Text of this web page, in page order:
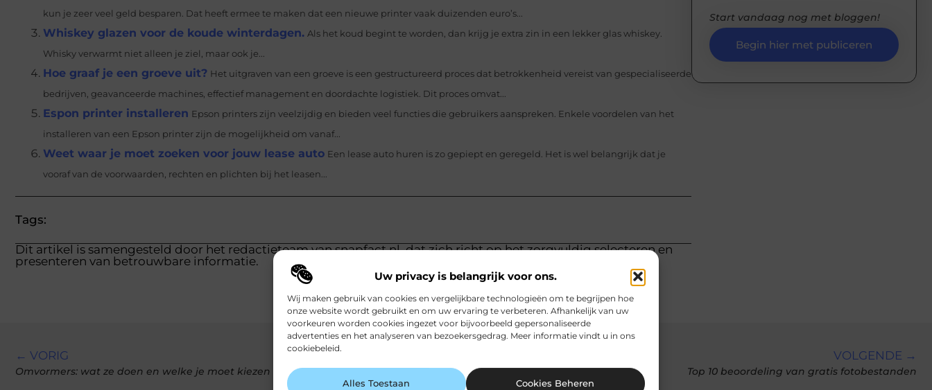
Uw privacy is belangrijk voor ons.
Wij maken gebruik van cookies en vergelijkbare technologieën om te begrijpen hoe
onze website wordt gebruikt en om uw ervaring te verbeteren. Afhankelijk van uw
voorkeuren worden cookies ingezet voor bijvoorbeeld gepersonaliseerde
advertenties en het analyseren van bezoekersgedrag. Meer informatie vindt u in ons
cookiebeleid.
Alles Toestaan Cookies Beheren
kun je zeer veel geld besparen. Dat heeft ermee te maken dat een nieuwe printer vaak duizenden euro’s...
Whiskey glazen voor de koude winterdagen. Als het koud begint te worden, dan krijg je extra zin in een lekker glas whiskey.
Whisky verwarmt niet alleen je ziel, maar ook je...
Hoe graaf je een groeve uit? Het uitgraven van een groeve is een gestructureerd proces dat betrokkenheid vereist van gespecialiseerde
bedrijven, geavanceerde machines, effectief management en doordachte logistiek. Dit proces omvat...
Espon printer installeren Epson printers zijn veelzijdig en bieden veel functies die gebruikers aanspreken. Enkele voordelen van het
installeren van een Epson printer zijn de mogelijkheid om vanaf...
Weet waar je moet zoeken voor jouw lease auto Een lease auto huren is zo gepiept en geregeld. Het is wel belangrijk dat je
vooraf van de voorwaarden, rechten en plichten bij het leasen...
Tags:
Dit artikel is samengesteld door het redactieteam van snapfact.nl, dat zich richt op het zorgvuldig selecteren en
presenteren van betrouwbare informatie.
Start vandaag nog met bloggen!
Begin hier met publiceren
← VORIG
Omvormers: wat ze doen en welke je moet kiezen
VOLGENDE →
Top 10 beoordeling van gratis fotobestanden